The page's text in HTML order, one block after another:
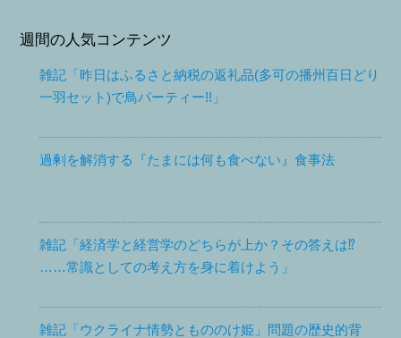
週間の人気コンテンツ
雑記「昨日はふるさと納税の返礼品(多可の播州百日どり
一羽セット)で鳥パーティー!!」
過剰を解消する『たまには何も食べない』食事法
雑記「経済学と経営学のどちらが上か？その答えは⁉
……常識としての考え方を身に着けよう」
雑記「ウクライナ情勢ともののけ姫」問題の歴史的背